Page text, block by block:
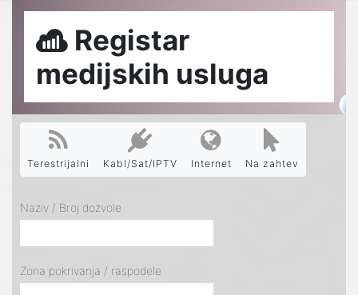
Registar
medijskih usluga
Terestrijalni Kabl/Sat/IPTV Internet Na zahtev
Naziv / Broj dozvole
Zona pokrivanja / raspodele